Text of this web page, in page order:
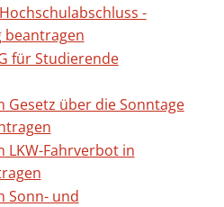
-
beantragen
für Studierende
Gesetz über die Sonntage
LKW-Fahrverbot in
Sonn- und